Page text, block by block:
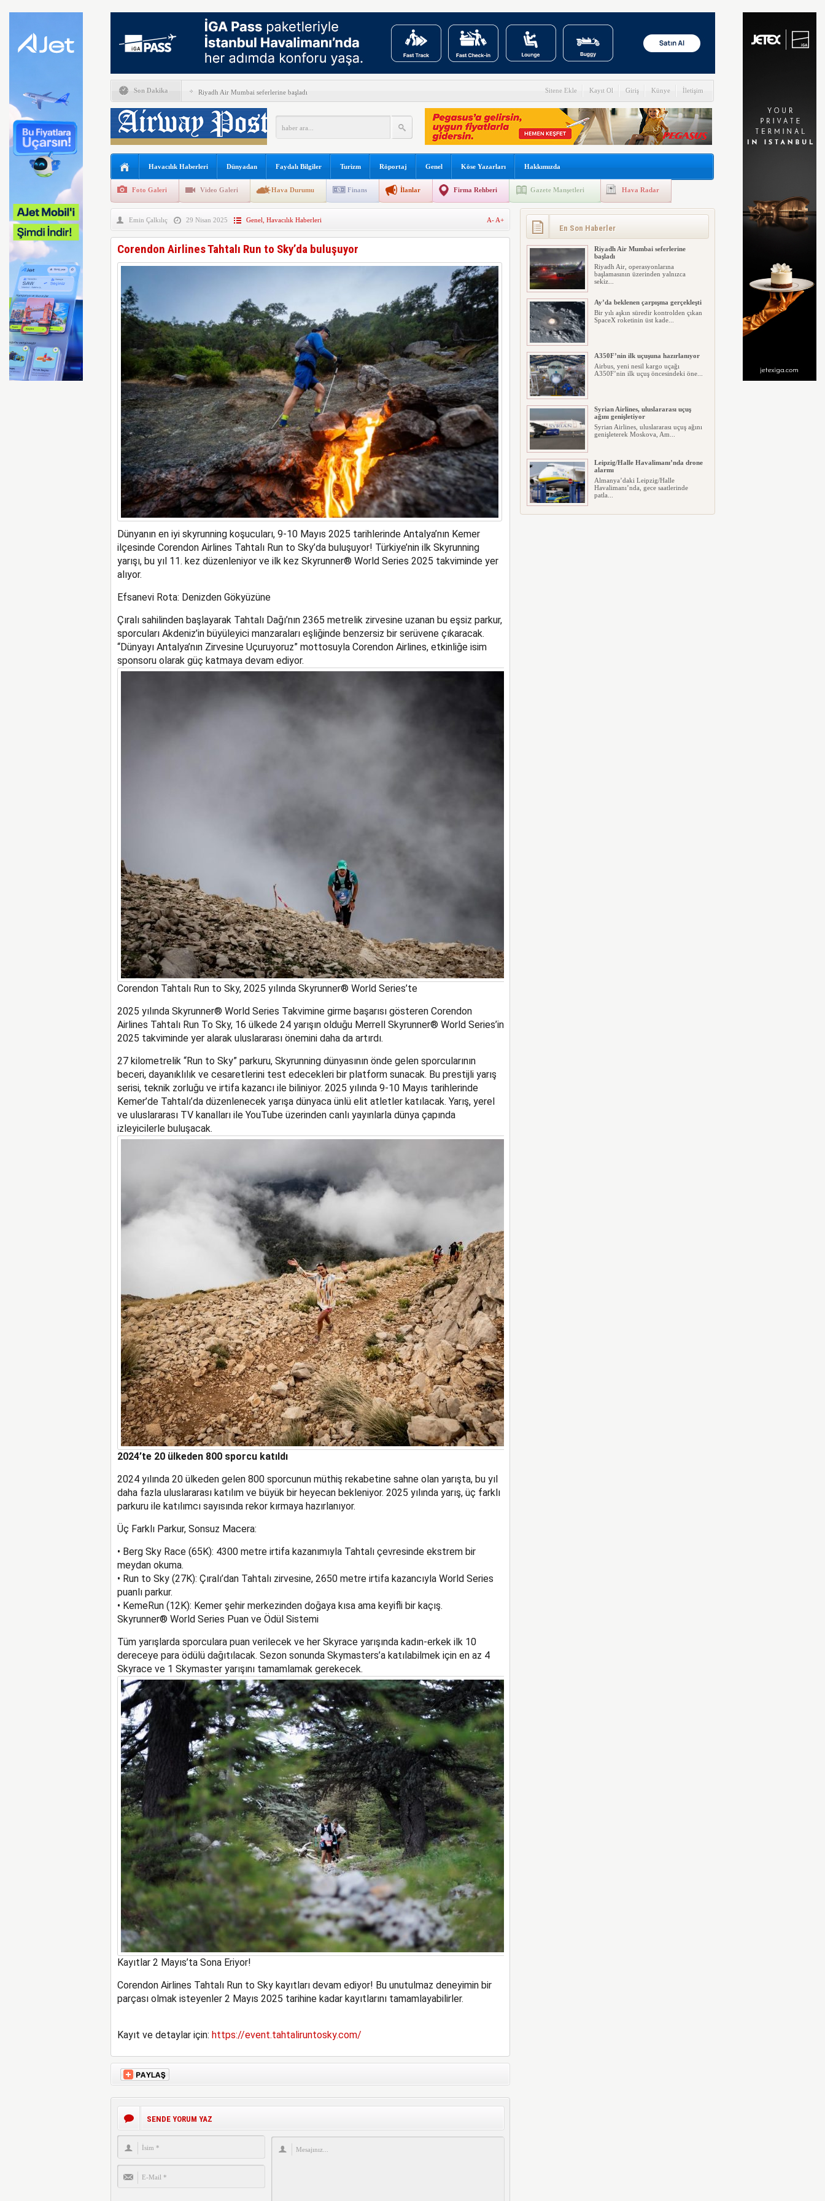
Son Dakika Riyadh Air Mumbai seferlerine başladı
Ay’da beklenen çarpışma gerçekleşti
A350F’nin ilk uçuşuna hazırlanıyor
Syrian Airlines, uluslararası uçuş ağını genişletiyor
Leipzig/Halle Havalimanı’nda drone alarmı
Kolombiya, 2adet KC-390 alıyor
ISG’nin terminal memurlarından can kurtaran hamle
Sitene Ekle Kayıt Ol Giriş Künye İletişim
Havacılık Haberleri Dünyadan Faydalı Bilgiler Turizm Röportaj Genel Köse Yazarları Hakkımızda
Foto Galeri Video Galeri Hava Durumu Finans İlanlar Firma Rehberi Gazete Manşetleri Hava Radar
Emin Çalkılıç 29 Nisan 2025 Genel Havacılık Haberleri A- A+
Corendon Airlines Tahtalı Run to Sky’da buluşuyor
Dünyanın en iyi skyrunning koşucuları, 9-10 Mayıs 2025 tarihlerinde Antalya’nın Kemer
ilçesinde Corendon Airlines Tahtalı Run to Sky’da buluşuyor! Türkiye’nin ilk Skyrunning
yarışı, bu yıl 11. kez düzenleniyor ve ilk kez Skyrunner® World Series 2025 takviminde yer
alıyor.
Efsanevi Rota: Denizden Gökyüzüne
Çıralı sahilinden başlayarak Tahtalı Dağı’nın 2365 metrelik zirvesine uzanan bu eşsiz parkur,
sporcuları Akdeniz’in büyüleyici manzaraları eşliğinde benzersiz bir serüvene çıkaracak.
“Dünyayı Antalya’nın Zirvesine Uçuruyoruz” mottosuyla Corendon Airlines, etkinliğe isim
sponsoru olarak güç katmaya devam ediyor.
Corendon Tahtalı Run to Sky, 2025 yılında Skyrunner® World Series’te
2025 yılında Skyrunner® World Series Takvimine girme başarısı gösteren Corendon
Airlines Tahtalı Run To Sky, 16 ülkede 24 yarışın olduğu Merrell Skyrunner® World Series’in
2025 takviminde yer alarak uluslararası önemini daha da artırdı.
27 kilometrelik “Run to Sky” parkuru, Skyrunning dünyasının önde gelen sporcularının
beceri, dayanıklılık ve cesaretlerini test edecekleri bir platform sunacak. Bu prestijli yarış
serisi, teknik zorluğu ve irtifa kazancı ile biliniyor. 2025 yılında 9-10 Mayıs tarihlerinde
Kemer’de Tahtalı’da düzenlenecek yarışa dünyaca ünlü elit atletler katılacak. Yarış, yerel
ve uluslararası TV kanalları ile YouTube üzerinden canlı yayınlarla dünya çapında
izleyicilerle buluşacak.
2024’te 20 ülkeden 800 sporcu katıldı
2024 yılında 20 ülkeden gelen 800 sporcunun müthiş rekabetine sahne olan yarışta, bu yıl
daha fazla uluslararası katılım ve büyük bir heyecan bekleniyor. 2025 yılında yarış, üç farklı
parkuru ile katılımcı sayısında rekor kırmaya hazırlanıyor.
Üç Farklı Parkur, Sonsuz Macera:
• Berg Sky Race (65K): 4300 metre irtifa kazanımıyla Tahtalı çevresinde ekstrem bir
meydan okuma.
• Run to Sky (27K): Çıralı’dan Tahtalı zirvesine, 2650 metre irtifa kazancıyla World Series
puanlı parkur.
• KemeRun (12K): Kemer şehir merkezinden doğaya kısa ama keyifli bir kaçış.
Skyrunner® World Series Puan ve Ödül Sistemi
Tüm yarışlarda sporculara puan verilecek ve her Skyrace yarışında kadın-erkek ilk 10
dereceye para ödülü dağıtılacak. Sezon sonunda Skymasters’a katılabilmek için en az 4
Skyrace ve 1 Skymaster yarışını tamamlamak gerekecek.
Kayıtlar 2 Mayıs’ta Sona Eriyor!
Corendon Airlines Tahtalı Run to Sky kayıtları devam ediyor! Bu unutulmaz deneyimin bir
parçası olmak isteyenler 2 Mayıs 2025 tarihine kadar kayıtlarını tamamlayabilirler.
Kayıt ve detaylar için: https://event.tahtaliruntosky.com/
SENDE YORUM YAZ
En Son Haberler
Riyadh Air Mumbai seferlerine
başladı
Riyadh Air, operasyonlarına
başlamasının üzerinden yalnızca
sekiz...
Ay’da beklenen çarpışma gerçekleşti
Bir yılı aşkın süredir kontrolden çıkan
SpaceX roketinin üst kade...
A350F’nin ilk uçuşuna hazırlanıyor
Airbus, yeni nesil kargo uçağı
A350F’nin ilk uçuş öncesindeki öne...
Syrian Airlines, uluslararası uçuş
ağını genişletiyor
Syrian Airlines, uluslararası uçuş ağını
genişleterek Moskova, Am...
Leipzig/Halle Havalimanı’nda drone
alarmı
Almanya’daki Leipzig/Halle
Havalimanı’nda, gece saatlerinde
patla...
İtalya, İspanyol’lara pasaport